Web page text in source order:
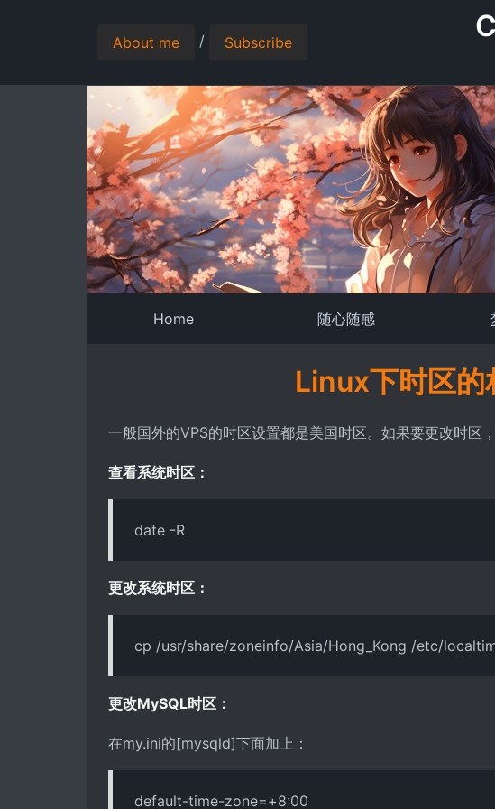
About me / Subscribe
Home 随心随感
Linux下时区的
一般国外的VPS的时区设置都是美国时区。如果要更改时区
查看系统时区：
date -R
更改系统时区：
cp /usr/share/zoneinfo/Asia/Hong_Kong /etc/
更改MySQL时区：
在my.ini的[mysqld]下面加上：
default-time-zone=+8:00